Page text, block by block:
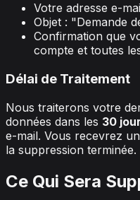
Votre adresse e-
Objet : "Demande
Confirmation que
compte et toutes
Délai de Traitement
Nous traiterons votre
données dans les 30
e-mail. Vous recevrez
la suppression terminée.
Ce Qui Sera